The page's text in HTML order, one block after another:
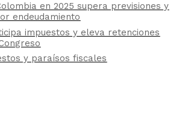
en 2025 supera previsiones y
endeudamiento
impuestos y eleva retenciones
y paraísos fiscales